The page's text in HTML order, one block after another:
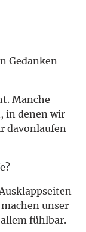
Gedanken
Manche
in denen wir
davonlaufen
unser
fühlbar.